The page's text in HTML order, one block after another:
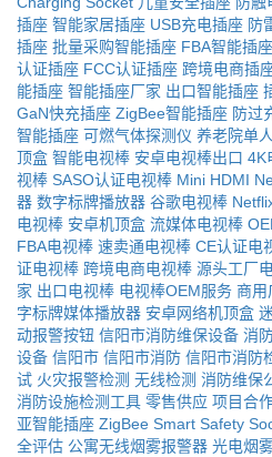
插座 智能家居插座 USB充电插座 防
插座 批量采购智能插座 FBA智能插座
认证插座 FCC认证插座 跨境电商插
能插座 智能插座厂家 出口智能插座
GaN快充插座 ZigBee智能插座 防过
智能插座 可燃气体探测仪 养老院单
顶盒 智能电视棒 安卓电视棒出口 4K
视棒 SASO认证电视棒 Mini HDMI
器 数字标牌播放器 谷歌电视棒
电视棒 安卓机顶盒 流媒体电视棒
FBA电视棒 速卖通电视棒 CE认证电
证电视棒 跨境电商电视棒 源头工厂
家 出口电视棒 电视棒OEM服务 商用
字标牌媒体播放器 安卓网络机顶盒
动报警按钮 信阳市消防维保设备 消
设备 信阳市 信阳市消防 信阳市消防
试 火灾报警检测 无线检测 消防维保
消防设施检测工具 零售供应 项目合
亚智能插座 ZigBee Smart Safety
全评估 公寓无线烟雾报警器 光电烟